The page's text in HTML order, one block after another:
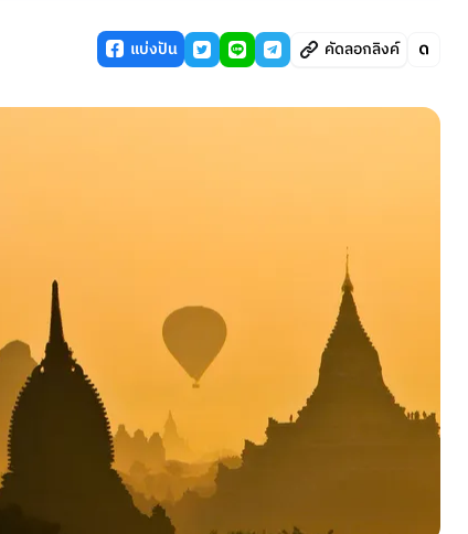
แบ่งปัน คัดลอกลิงค์